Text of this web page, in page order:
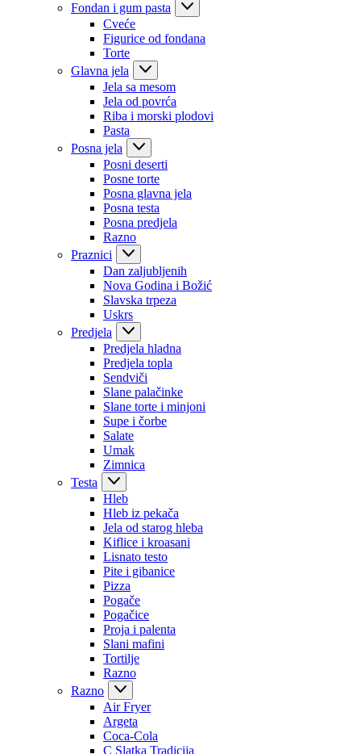
Fondan i gum pasta
Cveće
Figurice od fondana
Torte
Glavna jela
Jela sa mesom
Jela od povrća
Riba i morski plodovi
Pasta
Posna jela
Posni deserti
Posne torte
Posna glavna jela
Posna testa
Posna predjela
Razno
Praznici
Dan zaljubljenih
Nova Godina i Božić
Slavska trpeza
Uskrs
Predjela
Predjela hladna
Predjela topla
Sendviči
Slane palačinke
Slane torte i minjoni
Supe i čorbe
Salate
Umak
Zimnica
Testa
Hleb
Hleb iz pekača
Jela od starog hleba
Kiflice i kroasani
Lisnato testo
Pite i gibanice
Pizza
Pogače
Pogačice
Proja i palenta
Slani mafini
Tortilje
Razno
Razno
Air Fryer
Argeta
Coca-Cola
C Slatka Tradicija